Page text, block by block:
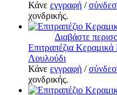
Κάνε εγγραφή /
χονδρικής.
Διαβάστε
Επιτραπέζια Κεραμικά
Λουλούδι
Κάνε εγγραφή /
χονδρικής.